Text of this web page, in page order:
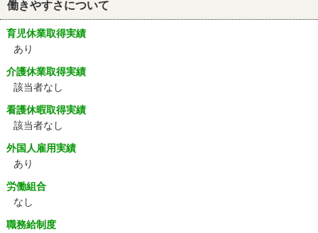
働きやすさについて
育児休業取得実績
あり
介護休業取得実績
該当者なし
看護休暇取得実績
該当者なし
外国人雇用実績
あり
労働組合
なし
職務給制度